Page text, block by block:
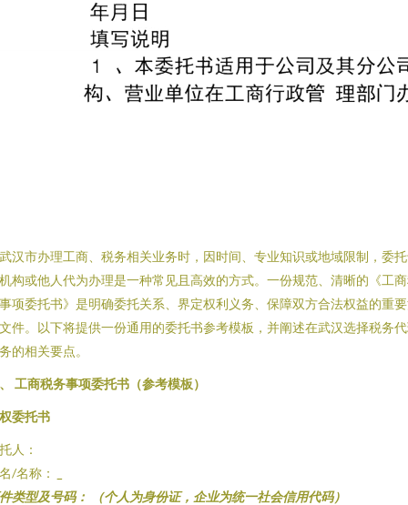
汉市办理工商、税务相关业务时，因时间、专业知识或地域限制，委
构或他人代为办理是一种常见且高效的方式。一份规范、清晰的《工
项委托书》是明确委托关系、界定权利义务、保障双方合法权益的重
件。以下将提供一份通用的委托书参考模板，并阐述在武汉选择税务
的相关要点。
工商税务事项委托书（参考模板）
委托书
人：
/名称：
类型及号码：
（个人为身份证，企业为统一社会信用代码）